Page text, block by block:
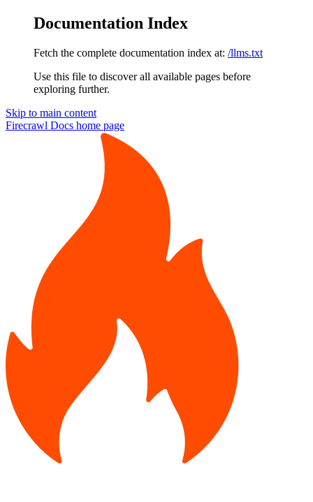
Documentation Index
Fetch the complete documentation index at: /llms.txt
Use this file to discover all available pages before
exploring further.
Skip to main content
Firecrawl Docs home page